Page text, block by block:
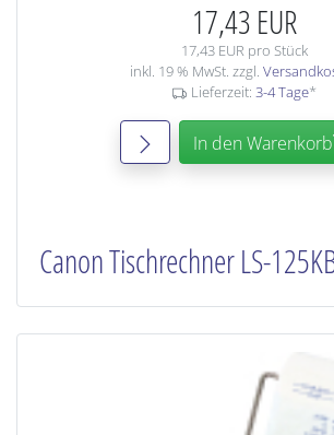
17,43 EUR
17,43 EUR pro Stück
inkl. 19 % MwSt. zzgl.
Lieferzeit: 3-4 Tage*
In den Warenkorb
Canon Tischrechner LS-